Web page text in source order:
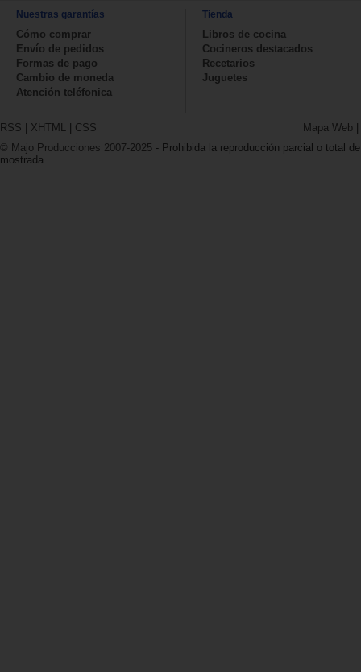
Nuestras garantías
Cómo comprar
Envío de pedidos
Formas de pago
Cambio de moneda
Atención teléfonica
Tienda
Libros de cocina
Cocineros destacados
Recetarios
Juguetes
RSS | XHTML | CSS Mapa Web |
© Majo Producciones 2007-2025 - Prohibida la reproducción parcial o total
mostrada